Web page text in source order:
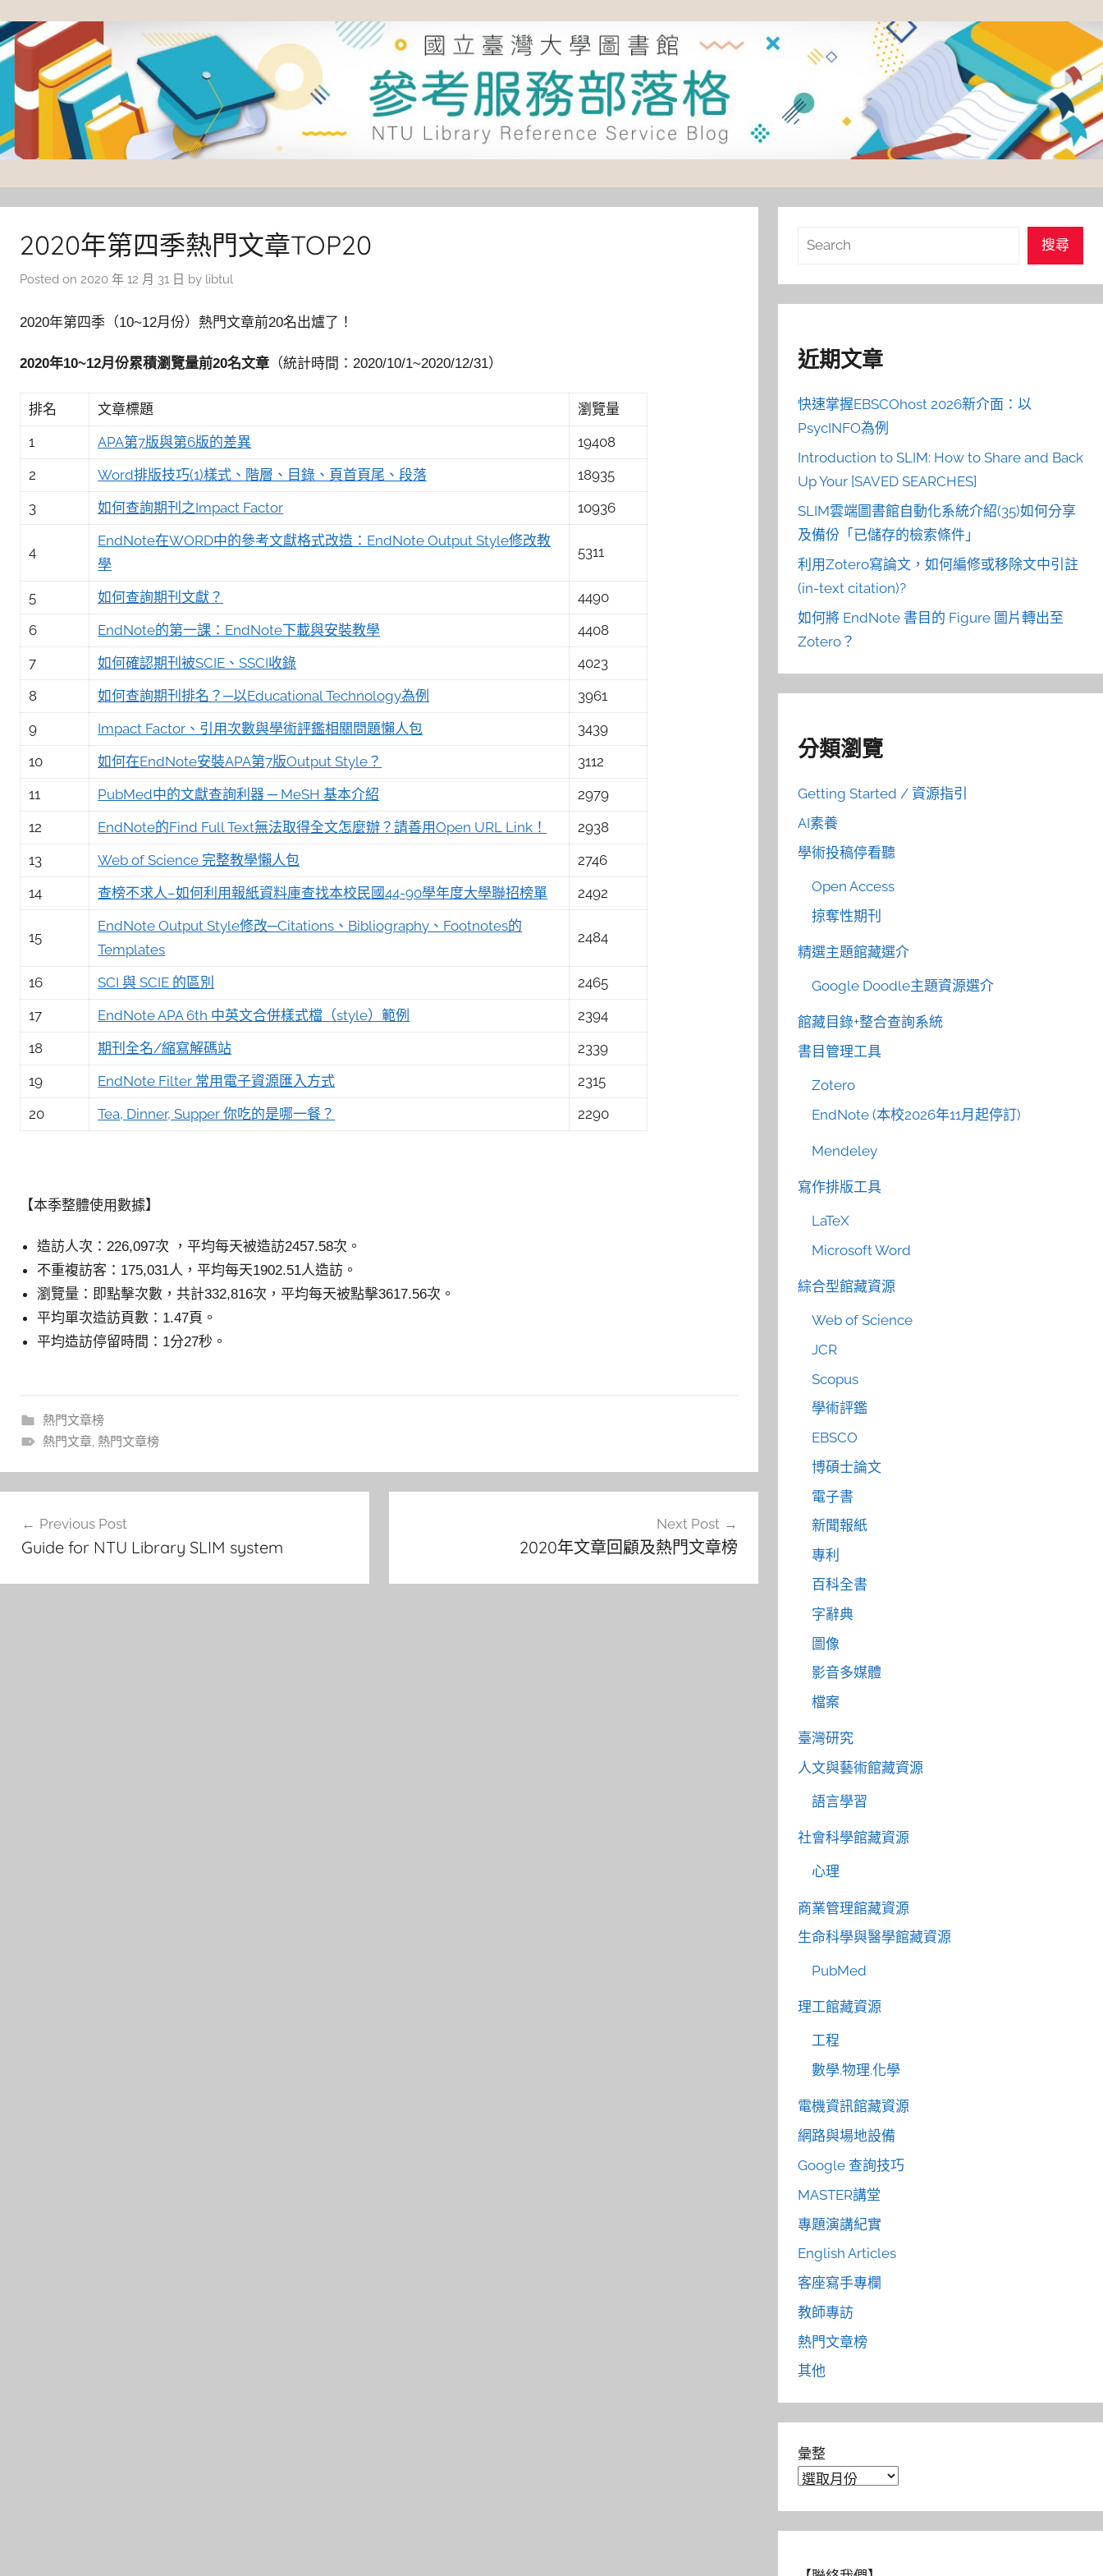
to
content
灣
2020年第四季熱門文章TOP20
Posted on 2020 年 12 月 31 日 by libtul
2020年第四季（10~12月份）熱門文章前20名出爐了！
2020年10~12月份累積瀏覽量前20名文章 （統計時間：2020/10/1~2020/12/31）
排名 文章標題
瀏覽量
1
APA第7版與第6版的差異
19408
2
Word排版技巧(1)樣式、階層、目錄、頁首頁尾、段落
18935
3
如何查詢期刊之Impact Factor 10936
4
EndNote在WORD中的參考文獻格式改造：EndNote Output Style修改教
學
5311
5 如何查詢期刊文獻？
4490
6
EndNote的第一課：EndNote下載與安裝教學
4408
7
如何確認期刊被SCIE、SSCI收錄
4023
8
如何查詢期刊排名？─以Educational Technology為例
3961
9
Impact Factor、引用次數與學術評鑑相關問題懶人包
3439
10
如何在EndNote安裝APA第7版Output Style？
3112
11
PubMed中的文獻查詢利器 ─ MeSH 基本介紹
2979
12
EndNote的Find Full Text無法取得全文怎麼辦？請善用Open URL Link！
2938
13
Web of Science 完整教學懶人包
2746
14
查榜不求人–如何利用報紙資料庫查找本校民國44-90學年度大學聯招榜單 2492
15
EndNote Output Style修改─Citations、Bibliography、Footnotes的
Templates
2484
16 SCI 與 SCIE 的區別
2465
17
EndNote APA 6th 中英文合併樣式檔（style）範例
2394
18
期刊全名/縮寫解碼站
2339
19
EndNote Filter 常用電子資源匯入方式
2315
20
Tea, Dinner, Supper 你吃的是哪一餐？ 2290
【本季整體使用數據】
造訪人次：226,097次 ，平均每天被造訪2457.58次。
不重複訪客：175,031人，平均每天1902.51人造訪。
瀏覽量：即點擊次數，共計332,816次，平均每天被點擊3617.56次。
平均單次造訪頁數：1.47頁。
平均造訪停留時間：1分27秒。
熱門文章榜
熱門文章, 熱門文章榜
Previous Post
Guide for NTU Library SLIM system
Next Post
2020年文章回顧及熱門文章榜
搜
搜尋
近期文章
快速掌握EBSCOhost 2026新介面：以
PsycINFO為例
Introduction to SLIM: How to Share and Back
Up Your [SAVED SEARCHES]
SLIM雲端圖書館自動化系統介紹(35)如何分享
及備份「已儲存的檢索條件」
利用Zotero寫論文，如何編修或移除文中引註
(in-text citation)?
如何將 EndNote 書目的 Figure 圖片轉出至
Zotero？
分類瀏覽
Getting Started / 資源指引
AI素養
學術投稿停看聽
Open Access
掠奪性期刊
精選主題館藏選介
Google Doodle主題資源選介
館藏目錄+整合查詢系統
書目管理工具
Zotero
EndNote (本校2026年11月起停訂)
Mendeley
寫作排版工具
LaTeX
Microsoft Word
綜合型館藏資源
Web of Science
JCR
Scopus
學術評鑑
EBSCO
博碩士論文
電子書
新聞報紙
專利
百科全書
字辭典
圖像
影音多媒體
檔案
臺灣研究
人文與藝術館藏資源
語言學習
社會科學館藏資源
心理
商業管理館藏資源
生命科學與醫學館藏資源
PubMed
理工館藏資源
工程
數學.物理.化學
電機資訊館藏資源
網路與場地設備
Google 查詢技巧
MASTER講堂
專題演講紀實
English Articles
客座寫手專欄
教師專訪
熱門文章榜
其他
彙整